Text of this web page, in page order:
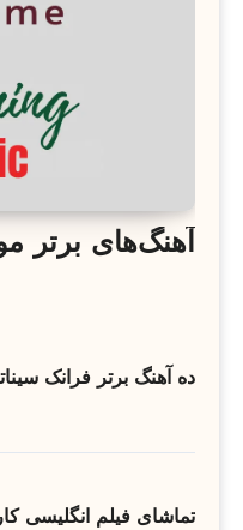
آهنگ‌های برتر
ده آهنگ برتر فرانک
تماشای فیلم انگلیسی